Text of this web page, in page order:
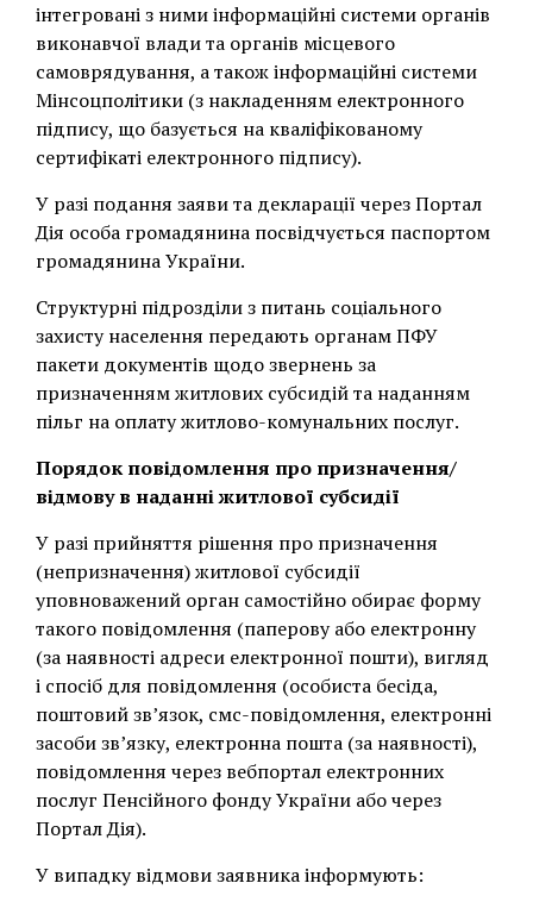
інтегровані з ними інформаційні системи органів
виконавчої влади та органів місцевого
самоврядування, а також інформаційні системи
Мінсоцполітики (з накладенням електронного
підпису, що базується на кваліфікованому
сертифікаті електронного підпису).
У разі подання заяви та декларації через Портал
Дія особа громадянина посвідчується паспортом
громадянина України.
Структурні підрозділи з питань соціального
захисту населення передають органам ПФУ
пакети документів щодо звернень за
призначенням житлових субсидій та наданням
пільг на оплату житлово-комунальних послуг.
Порядок повідомлення про призначення/
відмову в наданні житлової субсидії
У разі прийняття рішення про призначення
(непризначення) житлової субсидії
уповноважений орган самостійно обирає форму
такого повідомлення (паперову або електронну
(за наявності адреси електронної пошти), вигляд
і спосіб для повідомлення (особиста бесіда,
поштовий зв’язок, смс-повідомлення, електронні
засоби зв’язку, електронна пошта (за наявності),
повідомлення через вебпортал електронних
послуг Пенсійного фонду України або через
Портал Дія).
У випадку відмови заявника інформують: